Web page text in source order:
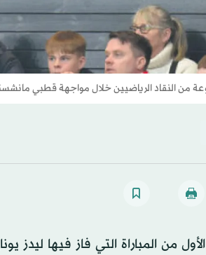
من النقاد الرياضيين خلال مواجهة قطبي
من المباراة التي فاز فيها